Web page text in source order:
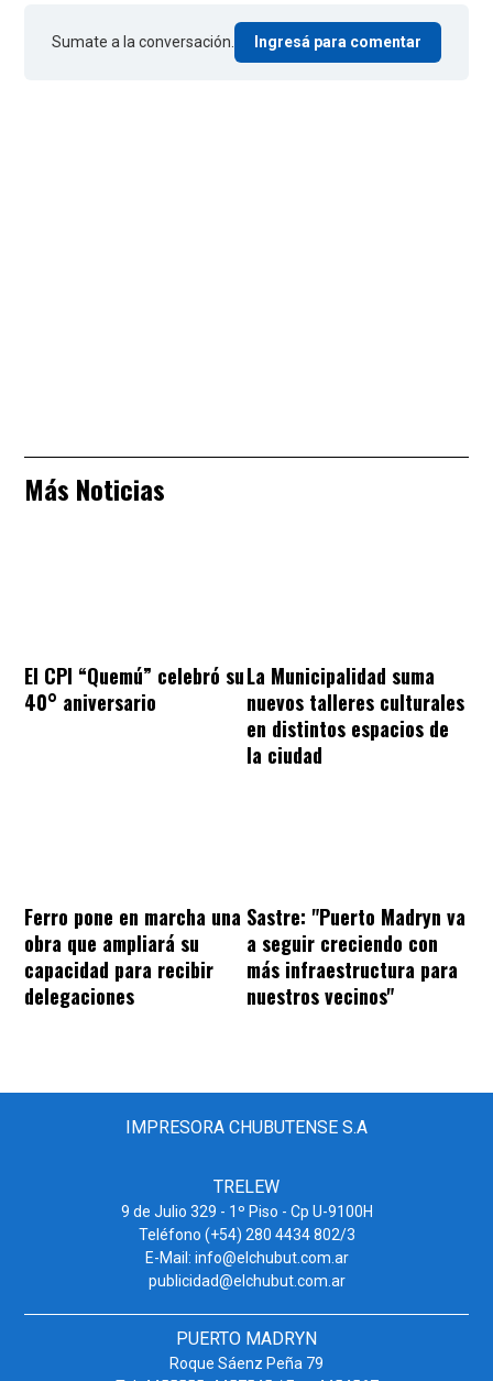
Sumate a la conversación. Ingresá para comentar
Más Noticias
El CPI “Quemú” celebró su
40° aniversario
La Municipalidad suma
nuevos talleres culturales
en distintos espacios de
la ciudad
Ferro pone en marcha una
obra que ampliará su
capacidad para recibir
delegaciones
Sastre: "Puerto Madryn va
a seguir creciendo con
más infraestructura para
nuestros vecinos"
IMPRESORA CHUBUTENSE S.A
TRELEW
9 de Julio 329 - 1º Piso - Cp U-9100H
Teléfono (+54) 280 4434 802/3
E-Mail: info@elchubut.com.ar
publicidad@elchubut.com.ar
PUERTO MADRYN
Roque Sáenz Peña 79